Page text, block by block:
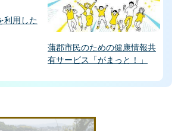
利用した
蒲郡市民のための健康情報共
有サービス「がまっと！」